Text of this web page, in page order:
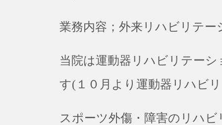
業務内容；外来リハビリテー
当院は運動器リハビリテー
す(１０月より運動器リハビ
スポーツ外傷・障害のリハ